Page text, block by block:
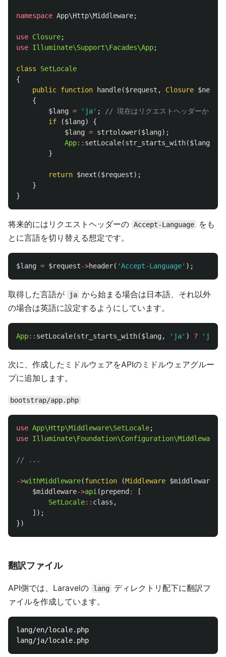
namespace App\Http\Middleware;
use Closure;
use Illuminate\Support\Facades\App;
class
SetLocale
{
public function handle($request , Closure $next
{
$lang = 'ja' ;
// 現在はリクエストヘッダーから取
if
($lang)
{
$lang = strtolower($lang);
App:: setLocale(str_starts_with($lang
}
return $next ($request);
}
}
将来的にはリクエストヘッダーの Accept-Language
をも
とに言語を切り替える想定です。
$lang = $request->header( 'Accept-Language' );
取得した言語が ja から始まる場合は日本語、それ以外
の場合は英語に設定するようにしています。
App:: setLocale(str_starts_with($lang, 'ja' ) ? 'ja'
次に、作成したミドルウェアをAPIのミドルウェアグルー
プに追加します。
bootstrap/app.php
use App\Http\Middleware\SetLocale;
use Illuminate\Foundation\Configuration\Middleware
// ...
->withMiddleware(function (Middleware $middleware
$middleware->api (prepend :
[
SetLocale:: class ,
]);
})
翻訳ファイル
API側では、Laravelの lang
ディレクトリ配下に翻訳フ
ァイルを作成しています。
lang/en/locale.php